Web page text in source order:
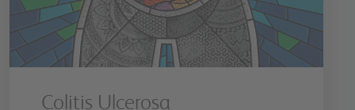
Colitis Ulcerosa